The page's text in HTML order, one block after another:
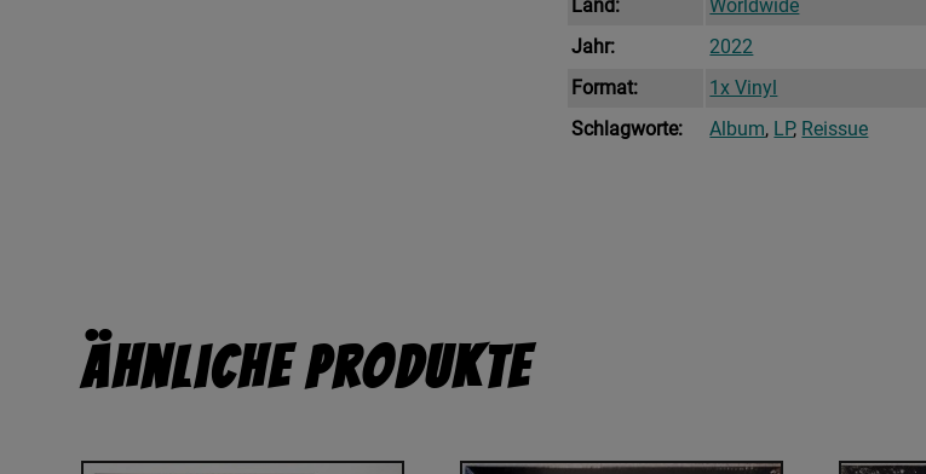
Land:
Worldwide
Jahr:
2022
Format:
1x Vinyl
Schlagworte:
Album, LP, Reissue
Ähnliche Produkte